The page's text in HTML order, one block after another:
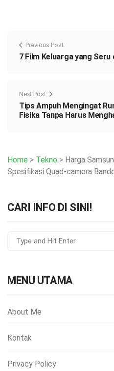
Previous Post
7 Film Keluarga yang Seru
Next Post
Tips Ampuh Mengingat
Fisika Tanpa Harus
Home > Tekno > Harga
Spesifikasi Quad-camera
CARI INFO DI SINI!
MENU UTAMA
About Me
Kontak
Privacy Policy